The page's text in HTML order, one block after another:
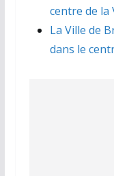
centre de la
La Ville de
dans le